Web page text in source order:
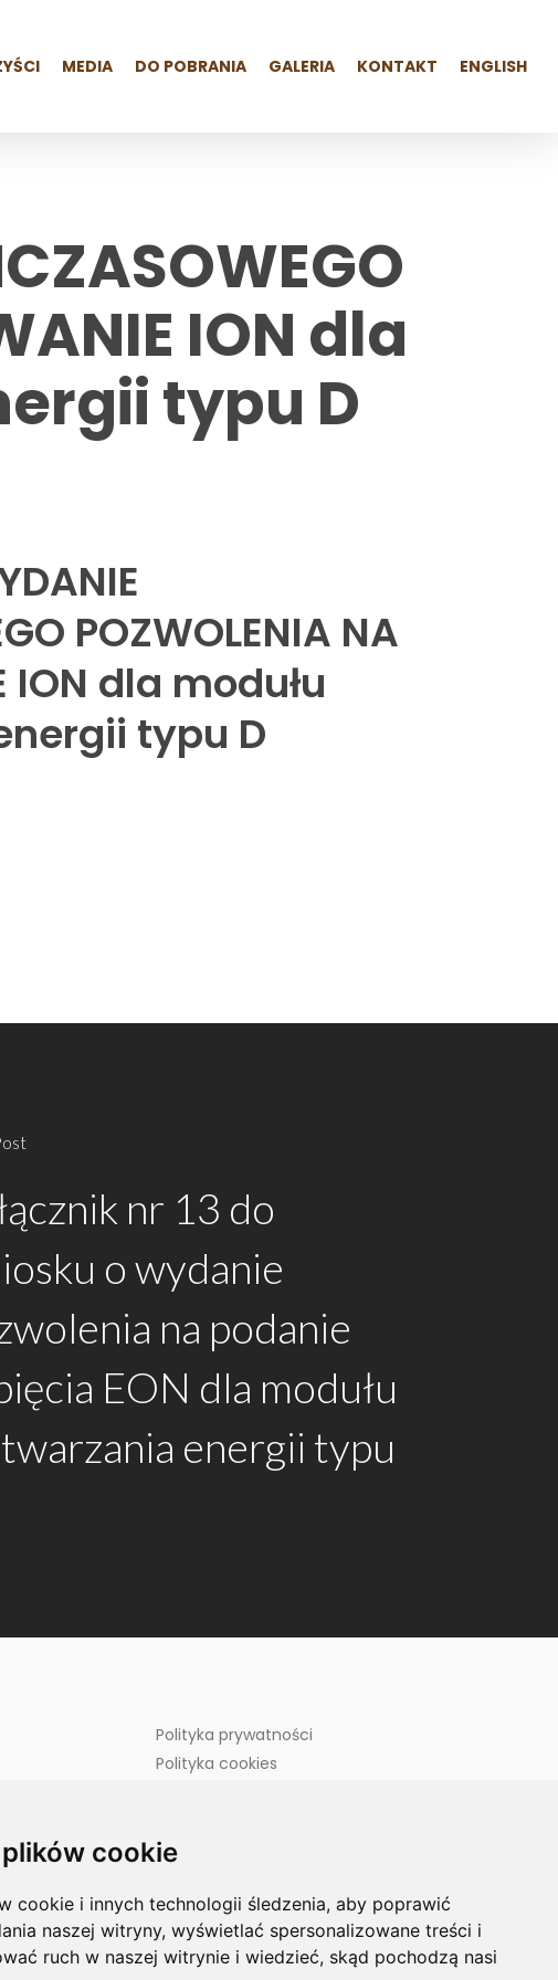
cookie
cookie i innych technologii śledzenia, aby poprawić
naszej witryny, wyświetlać spersonalizowane treści i
ruch w naszej witrynie i wiedzieć, skąd pochodzą nasi
MEDIA DO POBRANIA GALERIA KONTAKT ENGLISH
ION dla
typu D
POZWOLENIA NA
ION dla modułu
typu D
nr 13 do
o wydanie
na podanie
EON dla modułu
energii typu
Polityka prywatności
Polityka cookies
Mashav Management sp. z o.o.